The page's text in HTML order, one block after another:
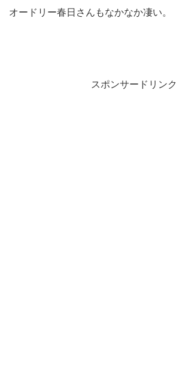
オードリー春日さんもなかなか凄い。
スポンサードリンク